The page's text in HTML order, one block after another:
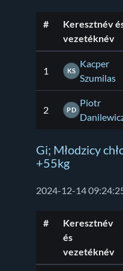
#
Keresztnév
vezetéknév
1 KS
Kacper
Szumilas
2 PD
Piotr
Gi; Młodzicy
+55kg
2024-12-14
#
Keresztnév
és
vezetéknév